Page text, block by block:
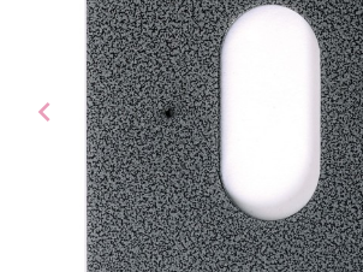
chevron_left